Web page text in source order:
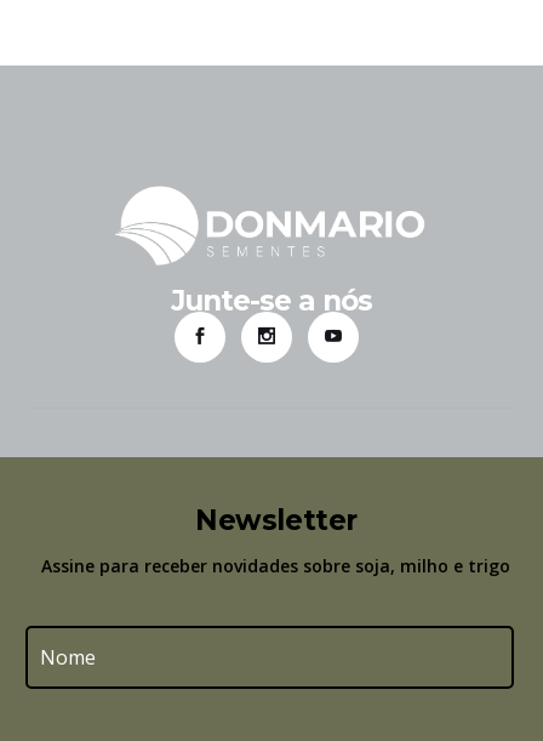
Junte-se a nós
Newsletter
Assine para receber novidades sobre soja, milho e trigo